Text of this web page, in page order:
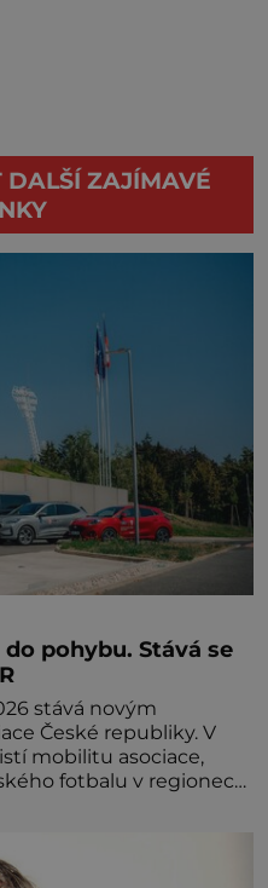
DALŠÍ ZAJÍMAVÉ
pohybu. Stává se
stává novým
České republiky. V
mobilitu asociace,
fotbalu v regionech.